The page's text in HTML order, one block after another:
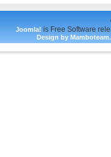
Joomla! is Free Software
Design by